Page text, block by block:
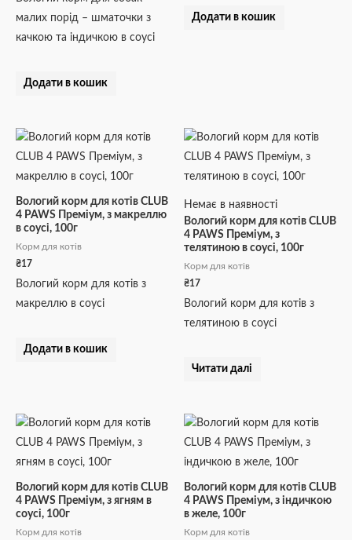
малих порід – шматочки з
качкою та індичкою в соусі
Додати в кошик
Додати в кошик
Вологий корм для котів CLUB
4 PAWS Преміум, з макреллю
в соусі, 100г
Корм для котів
₴17
Вологий корм для котів з
макреллю в соусі
Додати в кошик
Немає в наявності
Вологий корм для котів CLUB
4 PAWS Преміум, з
телятиною в соусі, 100г
Корм для котів
₴17
Вологий корм для котів з
телятиною в соусі
Читати далі
Вологий корм для котів CLUB
4 PAWS Преміум, з ягням в
соусі, 100г
Корм для котів
Вологий корм для котів CLUB
4 PAWS Преміум, з індичкою
в желе, 100г
Корм для котів